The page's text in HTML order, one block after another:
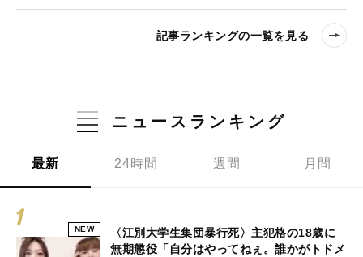
記事ランキングの一覧を見る
ニュースランキング
最新 24時間 週間 月間
NEW
〈江別大学生集団暴行死〉主犯格の18歳に
無期懲役「自分はやってねぇ。誰かがトドメ